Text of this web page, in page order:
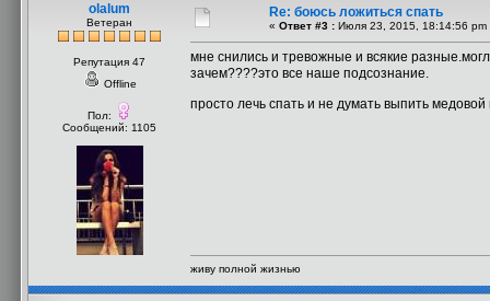
olalum
Ветеран
Репутация 47
Offline
Пол:
Сообщений: 1105
Re: боюсь ложиться спать
« Ответ #3 : Июля 23, 2015, 18:14:56 pm
мне снились и тревожные и всякие
зачем????это все наше подсознание.
просто лечь спать и не думать выпить
живу полной жизнью